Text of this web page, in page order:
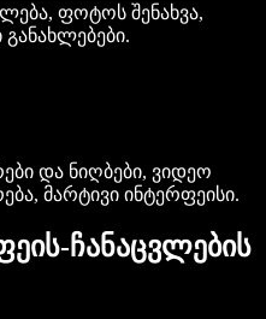
ფოტოს შენახვა,
განახლებები.
და ნიღბები, ვიდეო
მარტივი ინტერფეისი.
ჩანაცვლების